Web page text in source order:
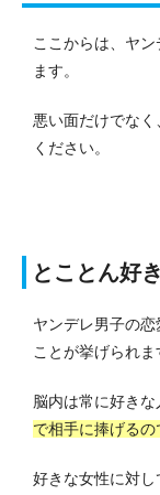
ここからは、ヤ
ます。
悪い面だけでな
ください。
とことん好
ヤンデレ男子の
ことが挙げられま
脳内は常に好きな
で相手に捧げるの
好きな女性に対